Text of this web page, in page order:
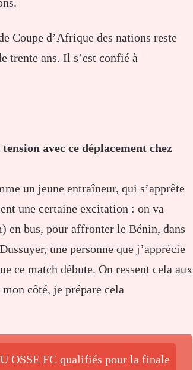
Coupe d’Afrique des nations reste
trente ans. Il s’est confié à
avec ce déplacement chez
un jeune entraîneur, qui s’apprête
une certaine excitation : on va
en bus, pour affronter le Bénin, dans
une personne que j’apprécie
ce match débute. On ressent cela aux
côté, je prépare cela
OSSE FC qualifiés pour la finale